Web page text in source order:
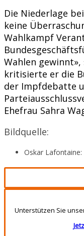
Die Niederlage
keine
Wahlkampf
Wahlen
kritisierte er die
der Impfdebatte
Ehefrau Sahra
Bildquelle:
Oskar Lafontaine:
Unterstützen Sie